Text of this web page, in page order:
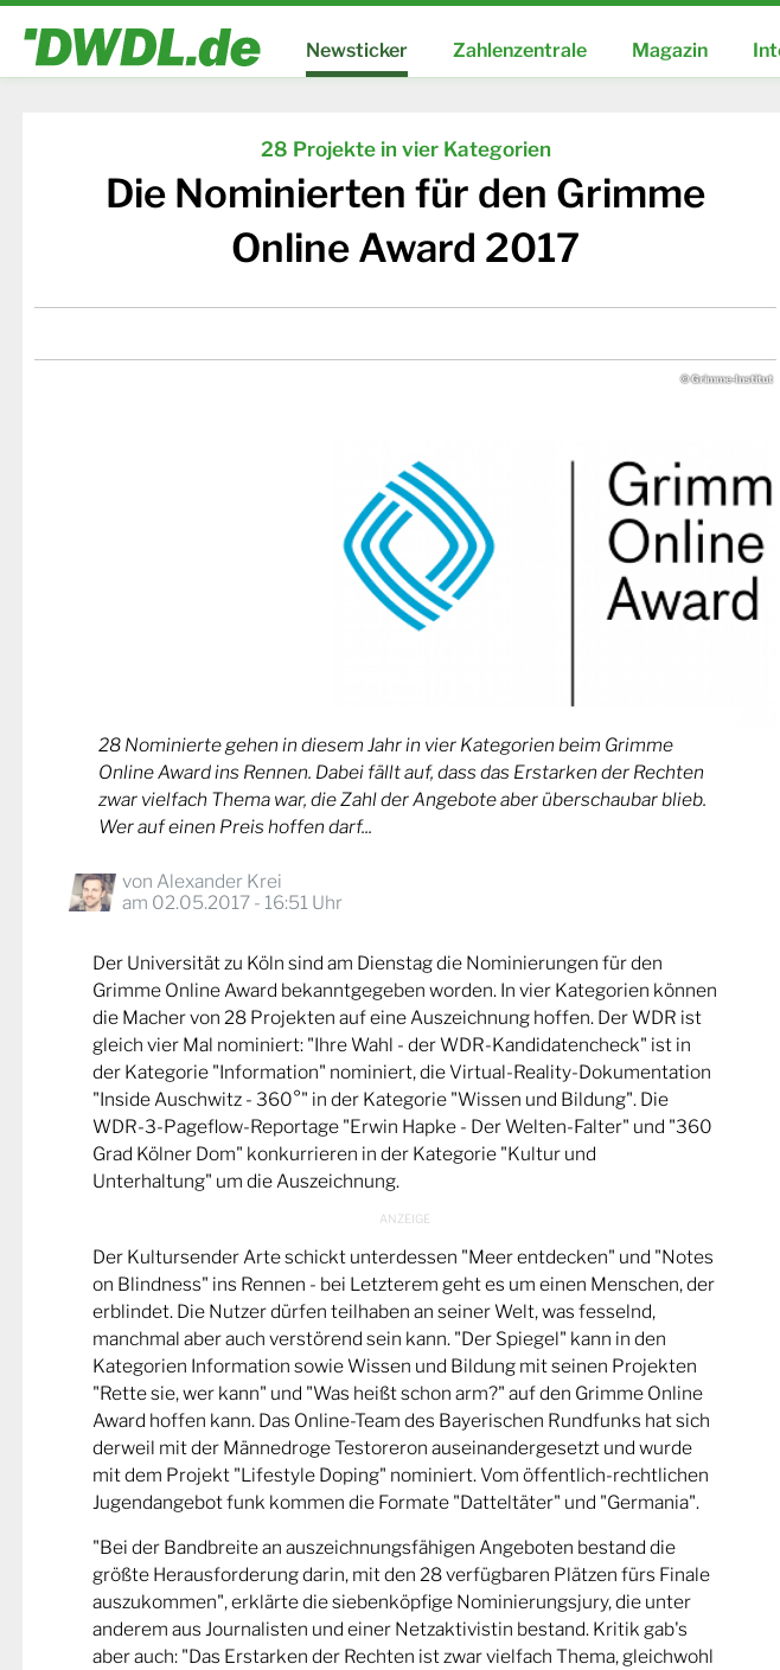
Newsticker Zahlenzentrale Magazin
28 Projekte in vier Kategorien
Die Nominierten für den Grimme
Online Award 2017
© Grimme-Institut
28 Nominierte gehen in diesem Jahr in vier Kategorien beim Grimme
Online Award ins Rennen. Dabei fällt auf, dass das Erstarken der Rechten
zwar vielfach Thema war, die Zahl der Angebote aber überschaubar blieb.
Wer auf einen Preis hoffen darf...
von Alexander Krei
am 02.05.2017 - 16:51 Uhr
Der Universität zu Köln sind am Dienstag die Nominierungen für den
Grimme Online Award bekanntgegeben worden. In vier Kategorien können
die Macher von 28 Projekten auf eine Auszeichnung hoffen. Der WDR ist
gleich vier Mal nominiert: "Ihre Wahl - der WDR-Kandidatencheck" ist in
der Kategorie "Information" nominiert, die Virtual-Reality-Dokumentation
"Inside Auschwitz - 360°" in der Kategorie "Wissen und Bildung". Die
WDR-3-Pageflow-Reportage "Erwin Hapke - Der Welten-Falter" und "360
Grad Kölner Dom" konkurrieren in der Kategorie "Kultur und
Unterhaltung" um die Auszeichnung.
Der Kultursender Arte schickt unterdessen "Meer entdecken" und "Notes
on Blindness" ins Rennen - bei Letzterem geht es um einen Menschen, der
erblindet. Die Nutzer dürfen teilhaben an seiner Welt, was fesselnd,
manchmal aber auch verstörend sein kann. "Der Spiegel" kann in den
Kategorien Information sowie Wissen und Bildung mit seinen Projekten
"Rette sie, wer kann" und "Was heißt schon arm?" auf den Grimme Online
Award hoffen kann. Das Online-Team des Bayerischen Rundfunks hat sich
derweil mit der Männedroge Testoreron auseinandergesetzt und wurde
mit dem Projekt "Lifestyle Doping" nominiert. Vom öffentlich-rechtlichen
Jugendangebot funk kommen die Formate "Datteltäter" und "Germania".
"Bei der Bandbreite an auszeichnungsfähigen Angeboten bestand die
größte Herausforderung darin, mit den 28 verfügbaren Plätzen fürs Finale
auszukommen", erklärte die siebenköpfige Nominierungsjury, die unter
anderem aus Journalisten und einer Netzaktivistin bestand. Kritik gab's
aber auch: "Das Erstarken der Rechten ist zwar vielfach Thema, gleichwohl